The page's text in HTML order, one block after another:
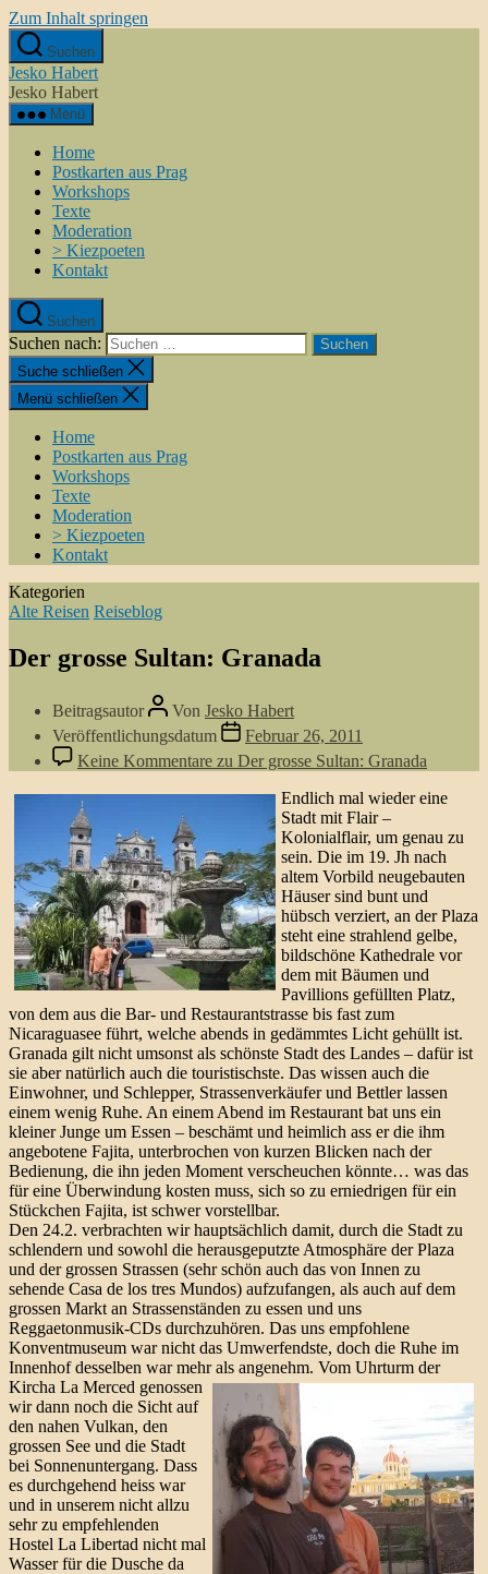
Zum Inhalt springen
Suchen
Jesko Habert
Jesko Habert
Menü
Home
Postkarten aus Prag
Workshops
Texte
Moderation
> Kiezpoeten
Kontakt
Suchen
Suchen nach:
Suche schließen
Menü schließen
Home
Postkarten aus Prag
Workshops
Texte
Moderation
> Kiezpoeten
Kontakt
Kategorien
Alte Reisen Reiseblog
Der grosse Sultan: Granada
Beitragsautor Von Jesko Habert
Veröffentlichungsdatum
Februar 26, 2011
Keine Kommentare zu Der grosse Sultan: Granada
Endlich mal wieder eine
Stadt mit Flair –
Kolonialflair, um genau zu
sein. Die im 19. Jh nach
altem Vorbild neugebauten
Häuser sind bunt und
hübsch verziert, an der Plaza
steht eine strahlend gelbe,
bildschöne Kathedrale vor
dem mit Bäumen und
Pavillions gefüllten Platz,
von dem aus die Bar- und Restaurantstrasse bis fast zum
Nicaraguasee führt, welche abends in gedämmtes Licht gehüllt ist.
Granada gilt nicht umsonst als schönste Stadt des Landes – dafür ist
sie aber natürlich auch die touristischste. Das wissen auch die
Einwohner, und Schlepper, Strassenverkäufer und Bettler lassen
einem wenig Ruhe. An einem Abend im Restaurant bat uns ein
kleiner Junge um Essen – beschämt und heimlich ass er die ihm
angebotene Fajita, unterbrochen von kurzen Blicken nach der
Bedienung, die ihn jeden Moment verscheuchen könnte… was das
für eine Überwindung kosten muss, sich so zu erniedrigen für ein
Stückchen Fajita, ist schwer vorstellbar.
Den 24.2. verbrachten wir hauptsächlich damit, durch die Stadt zu
schlendern und sowohl die herausgeputzte Atmosphäre der Plaza
und der grossen Strassen (sehr schön auch das von Innen zu
sehende Casa de los tres Mundos) aufzufangen, als auch auf dem
grossen Markt an Strassenständen zu essen und uns
Reggaetonmusik-CDs durchzuhören. Das uns empfohlene
Konventmuseum war nicht das Umwerfendste, doch die Ruhe im
Innenhof desselben war mehr als angenehm. Vom Uhrturm der
Kircha La Merced genossen
wir dann noch die Sicht auf
den nahen Vulkan, den
grossen See und die Stadt
bei Sonnenuntergang. Dass
es durchgehend heiss war
und in unserem nicht allzu
sehr zu empfehlenden
Hostel La Libertad nicht mal
Wasser für die Dusche da